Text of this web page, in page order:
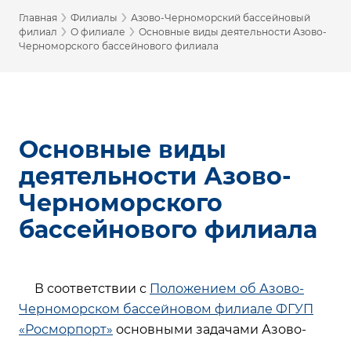
Главная › Филиалы › Азово-Черноморский бассейновый
филиал › О филиале › Основные виды деятельности Азово-
Черноморского бассейнового филиала
Основные виды
деятельности Азово-
Черноморского
бассейнового филиала
В соответствии с Положением об Азово-
Черноморском бассейновом филиале ФГУП
«Росморпорт» основными задачами Азово-